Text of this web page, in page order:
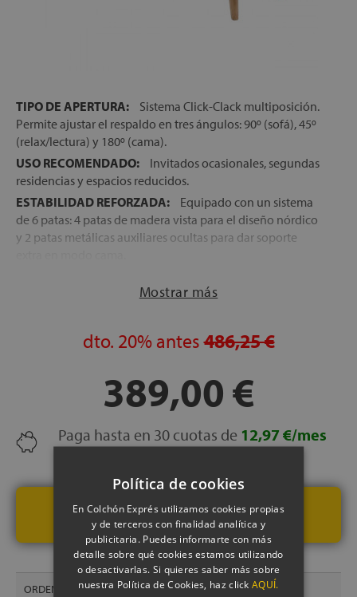
TIPO DE APERTURA:
Sistema Click-Clack multiposición.
Permite ajustar el respaldo en tres ángulos: 90º (sofá), 45º
(relax/lectura) y 180º (cama).
USO RECOMENDADO:
Invitados ocasionales, segundas
residencias y espacios reducidos.
ESTABILIDAD REFORZADA:
Equipado con un sistema
de 6 patas: 4 patas de madera vista para el diseño nórdico
y 2 patas metálicas auxiliares ocultas para dar soporte
para asegurar el correcto ajuste de las patas y el
Mostrar más
dto. 20% antes486,25 €
389,00 €
Paga hasta en 30 cuotas de 12,97 €/mes
VER PRODUCTO
ORDENAR POR
Política de cookies
En Colchón Exprés utilizamos cookies propias
y de terceros con finalidad analítica y
publicitaria. Puedes informarte con más
detalle sobre qué cookies estamos utilizando
o desactivarlas. Si quieres saber más sobre
nuestra Política de Cookies, haz clickAQUÍ.